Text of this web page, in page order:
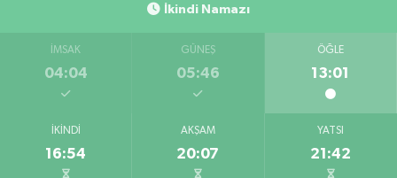
İkindi Namazı
İMSAK
04:04
GÜNEŞ
05:46
ÖĞLE
13:01
İKINDI
16:54
AKŞAM
20:07
YATSI
21:42